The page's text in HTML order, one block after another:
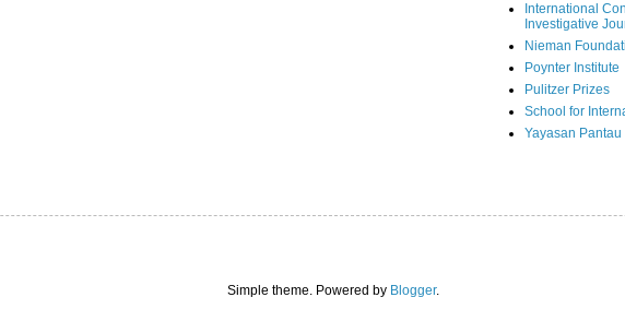
International
Investigative
Nieman
Poynter Institute
Pulitzer Prizes
School for
Yayasan Pantau
Simple theme. Powered by Blogger.